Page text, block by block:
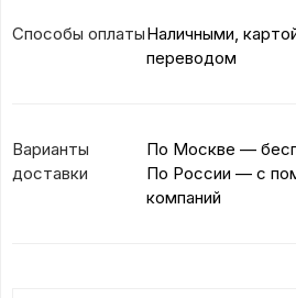
Способы оплатыНаличными,
переводом
Варианты
доставки
По Москве —
По России — с
компаний